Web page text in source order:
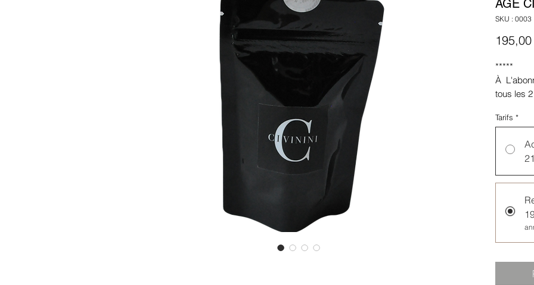
ÂGE
SKU : 0003
*****
À
tous les
saisi par
par écrit.
Tarifs *